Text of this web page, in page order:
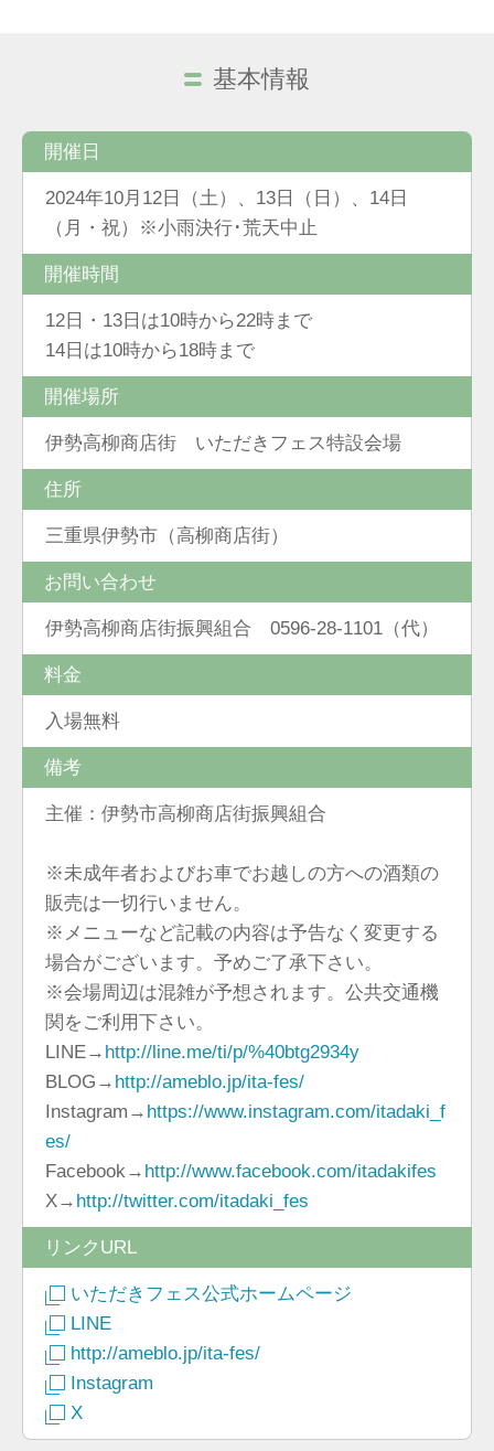
基本情報
開催日
2024年10月12日（土）、13日（日）、14日
（月・祝）※小雨決行･荒天中止
開催時間
12日・13日は10時から22時まで
14日は10時から18時まで
開催場所
伊勢高柳商店街 いただきフェス特設会場
住所
三重県伊勢市（高柳商店街）
お問い合わせ
伊勢高柳商店街振興組合 0596-28-1101（代）
料金
入場無料
備考
主催：伊勢市高柳商店街振興組合
※未成年者およびお車でお越しの方への酒類の
販売は一切行いません。
※メニューなど記載の内容は予告なく変更する
場合がございます。予めご了承下さい。
※会場周辺は混雑が予想されます。公共交通機
関をご利用下さい。
LINE→ http://line.me/ti/p/%40btg2934y
BLOG→ http://ameblo.jp/ita-fes/
Instagram→ https://www.instagram.com/itadaki_f
es/
Facebook→ http://www.facebook.com/itadakifes
X→ http://twitter.com/itadaki_fes
リンクURL
いただきフェス公式ホームページ
LINE
http://ameblo.jp/ita-fes/
Instagram
X